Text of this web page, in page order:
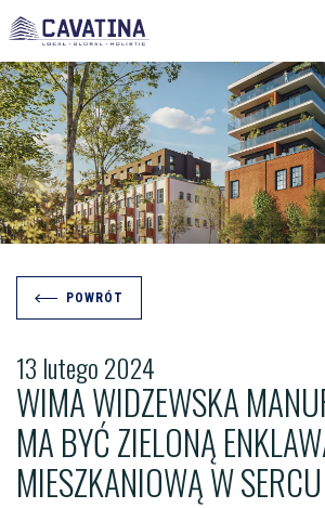
WIMA WIDZEWSKA
MA BYĆ ZIELONĄ
MIESZKANIOWĄ W
13 lutego 2024
POWRÓT